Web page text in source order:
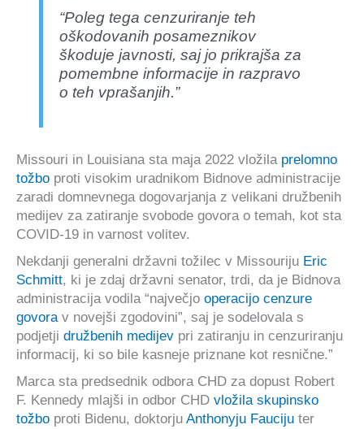
“Poleg tega cenzuriranje teh
oškodovanih posameznikov
škoduje javnosti, saj jo prikrajša za
pomembne informacije in razpravo
o teh vprašanjih.”
Missouri in Louisiana sta maja 2022 vložila prelomno
tožbo proti visokim uradnikom Bidnove administracije
zaradi domnevnega dogovarjanja z velikani družbenih
medijev za zatiranje svobode govora o temah, kot sta
COVID-19 in varnost volitev.
Nekdanji generalni državni tožilec v Missouriju Eric
Schmitt, ki je zdaj državni senator, trdi, da je Bidnova
administracija vodila “največjo operacijo cenzure
govorav novejši zgodovini”, saj je sodelovala s
podjetji družbenih medijev pri zatiranju in cenzuriranju
informacij, ki so bile kasneje priznane kot resnične.”
Marca sta predsednik odbora CHD za dopust Robert
F. Kennedy mlajši in odbor CHD vložila skupinsko
tožbo proti Bidenu, doktorju Anthonyju Fauciju ter